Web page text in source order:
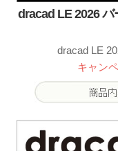
dracad LE 2026
dracad LE
キャン